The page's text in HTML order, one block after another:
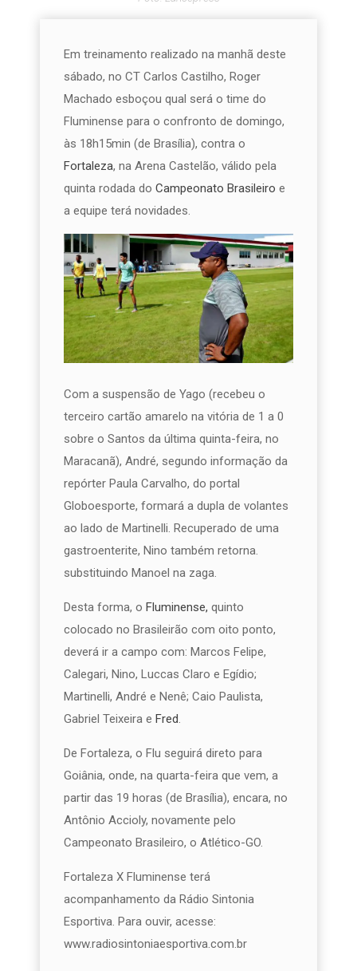
Em treinamento realizado na manhã deste
sábado, no CT Carlos Castilho, Roger
Machado esboçou qual será o time do
Fluminense para o confronto de domingo,
às 18h15min (de Brasília), contra o
Fortaleza, na Arena Castelão, válido pela
quinta rodada do Campeonato Brasileiro e
a equipe terá novidades.
Com a suspensão de Yago (recebeu o
terceiro cartão amarelo na vitória de 1 a 0
sobre o Santos da última quinta-feira, no
Maracanã), André, segundo informação da
repórter Paula Carvalho, do portal
Globoesporte, formará a dupla de volantes
ao lado de Martinelli. Recuperado de uma
gastroenterite, Nino também retorna.
substituindo Manoel na zaga.
Desta forma, o Fluminense, quinto
colocado no Brasileirão com oito ponto,
deverá ir a campo com: Marcos Felipe,
Calegari, Nino, Luccas Claro e Egídio;
Martinelli, André e Nenê; Caio Paulista,
Gabriel Teixeira e Fred.
De Fortaleza, o Flu seguirá direto para
Goiânia, onde, na quarta-feira que vem, a
partir das 19 horas (de Brasília), encara, no
Antônio Accioly, novamente pelo
Campeonato Brasileiro, o Atlético-GO.
Fortaleza X Fluminense terá
acompanhamento da Rádio Sintonia
Esportiva. Para ouvir, acesse:
www.radiosintoniaesportiva.com.br